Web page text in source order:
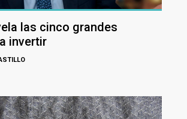
las cinco grandes
invertir